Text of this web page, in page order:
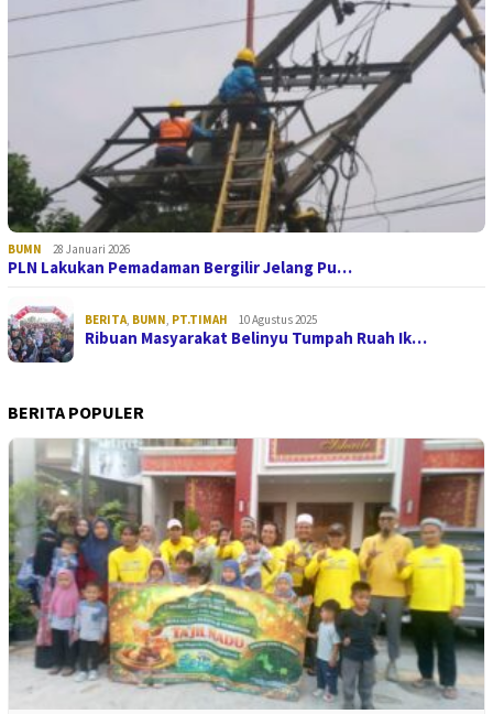
BUMN 28 Januari 2026
PLN Lakukan Pemadaman Bergilir Jelang Pu…
BERITA BUMN PT.TIMAH 10 Agustus 2025
Ribuan Masyarakat Belinyu Tumpah Ruah Ik…
BERITA POPULER